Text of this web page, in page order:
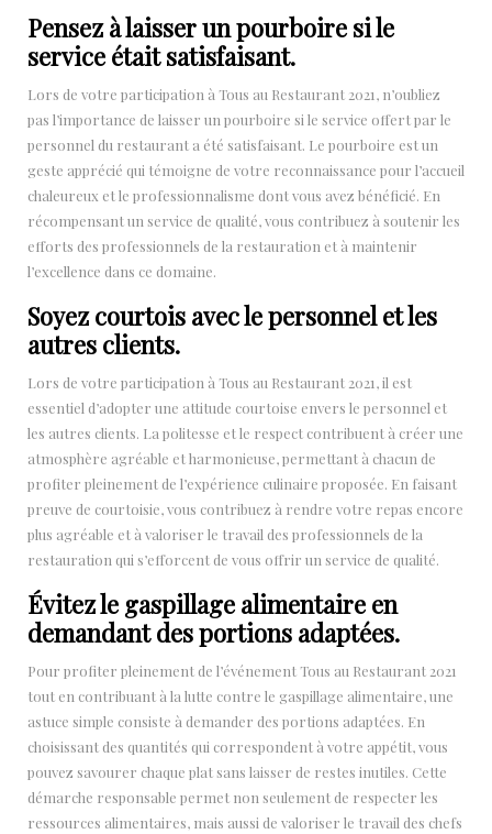
Pensez à laisser un pourboire si le
service était satisfaisant.
Lors de votre participation à Tous au Restaurant 2021, n’oubliez
pas l’importance de laisser un pourboire si le service offert par le
personnel du restaurant a été satisfaisant. Le pourboire est un
geste apprécié qui témoigne de votre reconnaissance pour l’accueil
chaleureux et le professionnalisme dont vous avez bénéficié. En
récompensant un service de qualité, vous contribuez à soutenir les
efforts des professionnels de la restauration et à maintenir
l’excellence dans ce domaine.
Soyez courtois avec le personnel et les
autres clients.
Lors de votre participation à Tous au Restaurant 2021, il est
essentiel d’adopter une attitude courtoise envers le personnel et
les autres clients. La politesse et le respect contribuent à créer une
atmosphère agréable et harmonieuse, permettant à chacun de
profiter pleinement de l’expérience culinaire proposée. En faisant
preuve de courtoisie, vous contribuez à rendre votre repas encore
plus agréable et à valoriser le travail des professionnels de la
restauration qui s’efforcent de vous offrir un service de qualité.
Évitez le gaspillage alimentaire en
demandant des portions adaptées.
Pour profiter pleinement de l’événement Tous au Restaurant 2021
tout en contribuant à la lutte contre le gaspillage alimentaire, une
astuce simple consiste à demander des portions adaptées. En
choisissant des quantités qui correspondent à votre appétit, vous
pouvez savourer chaque plat sans laisser de restes inutiles. Cette
démarche responsable permet non seulement de respecter les
ressources alimentaires, mais aussi de valoriser le travail des chefs